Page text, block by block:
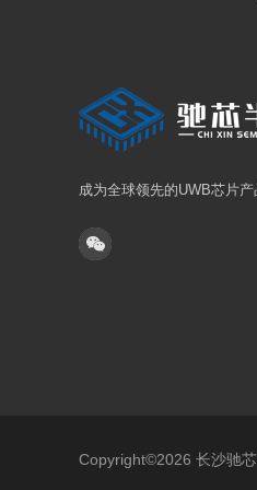
成为全球领先的UWB芯片
Copyright©2026 长沙驰